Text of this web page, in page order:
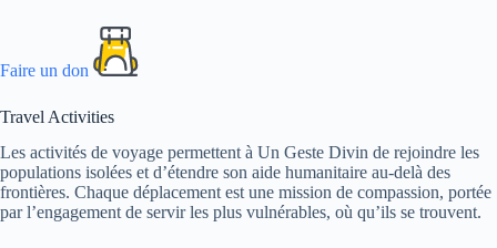
Faire un don
Travel Activities
Les activités de voyage permettent à Un Geste Divin de rejoindre les
populations isolées et d’étendre son aide humanitaire au-delà des
frontières. Chaque déplacement est une mission de compassion, portée
par l’engagement de servir les plus vulnérables, où qu’ils se trouvent.